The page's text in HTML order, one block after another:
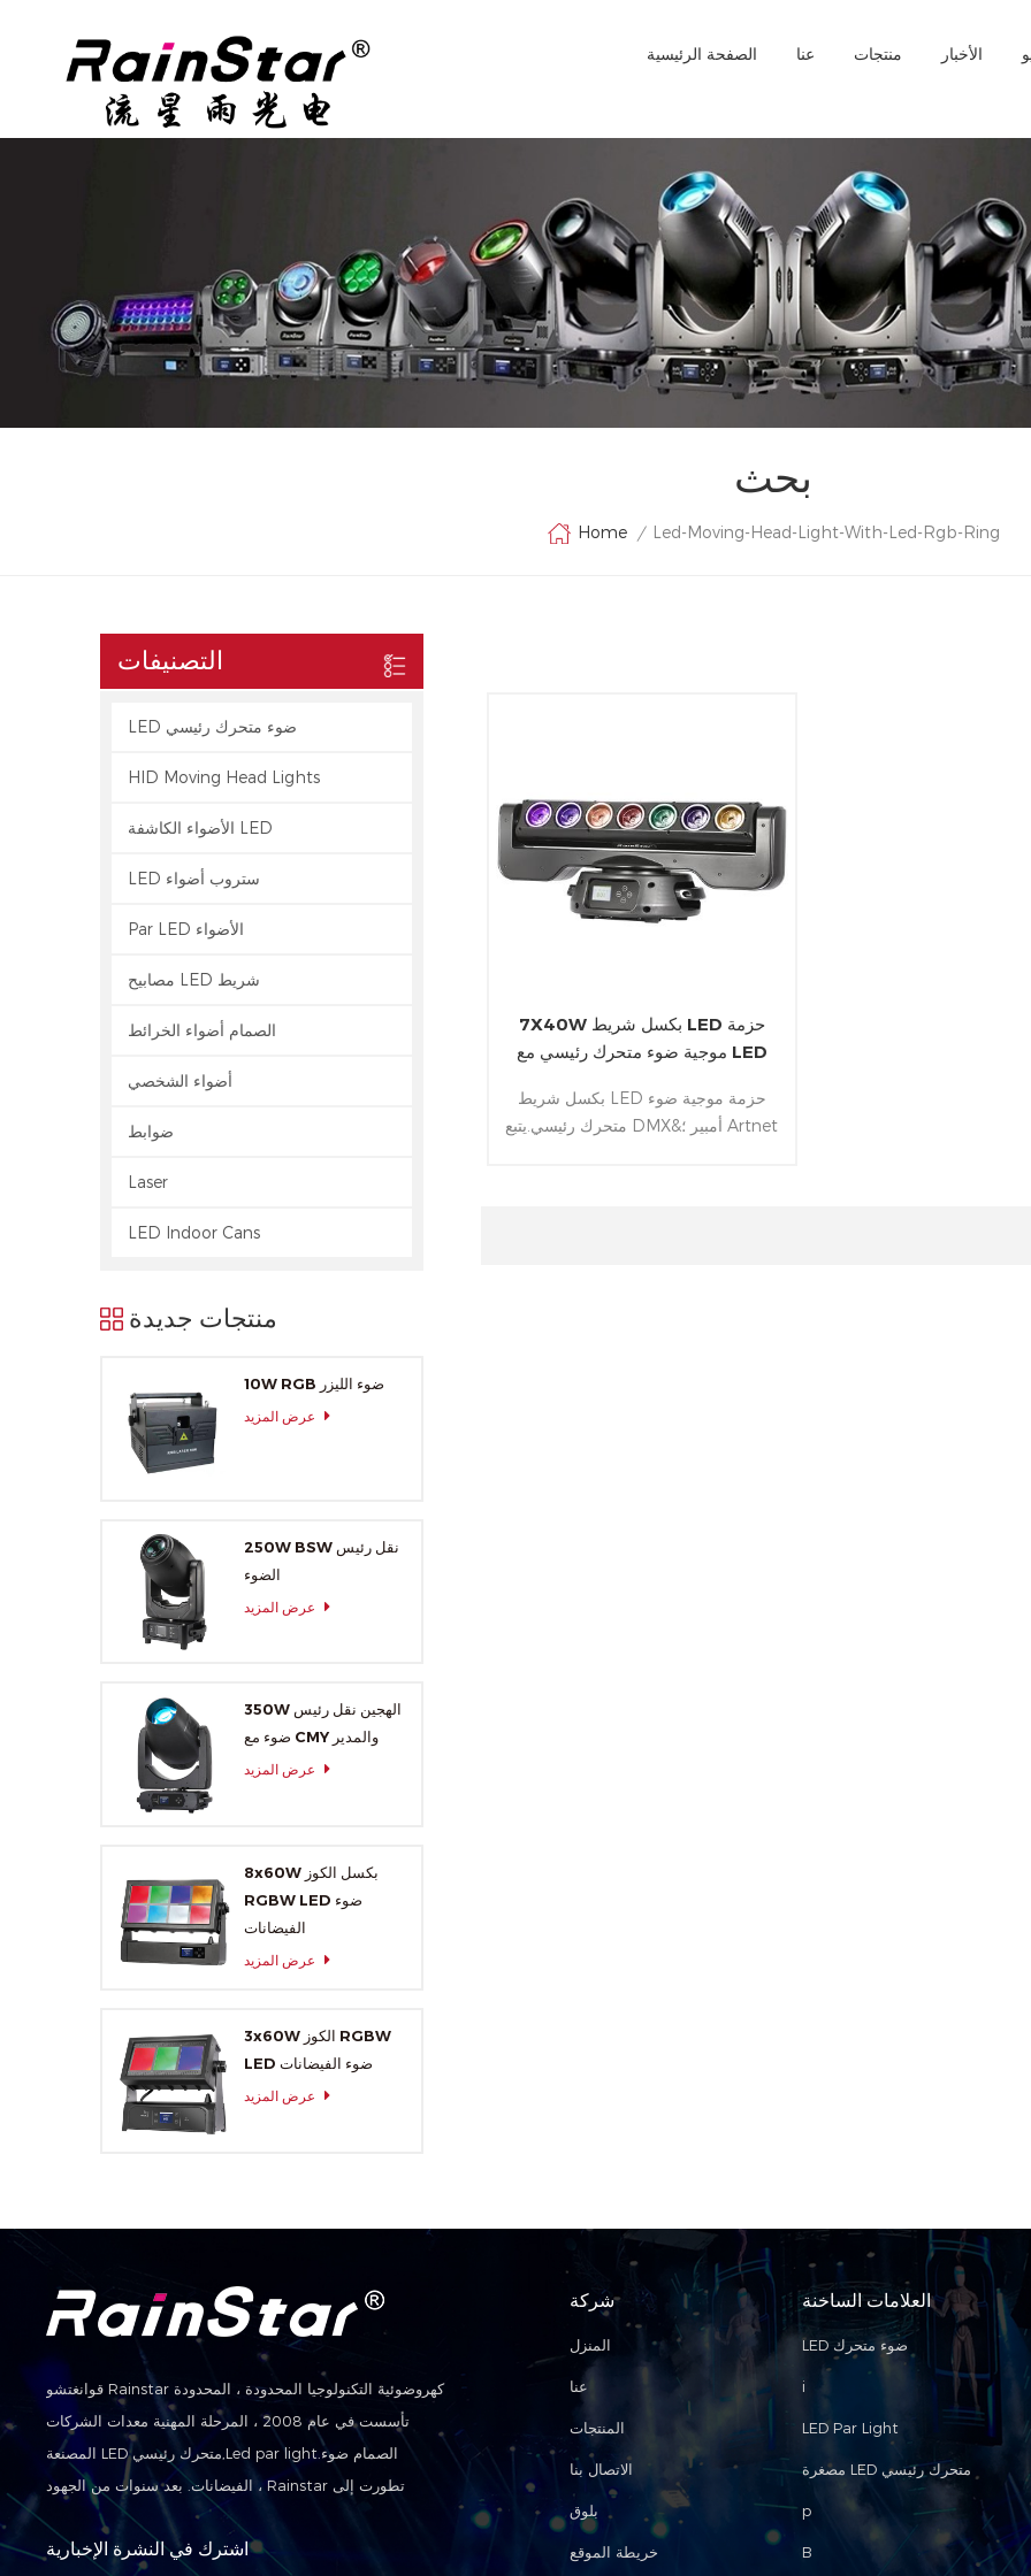
الصفحة الرئيسية عنا منتجات الأخبار
بحث
Home / Led-Moving-Head-Light-With-Led-Rgb-Ring
التصنيفات
LED ضوء متحرك رئيسي
HID Moving Head Lights
الأضواء الكاشفة LED
LED ستروب أضواء
Par LED الأضواء
مصابيح LED شريط
الصمام أضواء الخرائط
أضواء الشخصي
ضوابط
Laser
LED Indoor Cans
منتجات جديدة
10W RGB ضوء الليزر
عرض المزيد
250W BSW نقل رئيس
الضوء
عرض المزيد
350W الهجين نقل رئيس
ضوء مع CMY والمدير
عرض المزيد
8x60W بكسل الكوز
RGBW LED ضوء
الفيضانات
عرض المزيد
3x60W الكوز RGBW
LED ضوء الفيضانات
عرض المزيد
7X40W بكسل شريط LED حزمة
موجية ضوء متحرك رئيسي مع LED
بكسل شريط LED حزمة موجية ضوء
متحرك رئيسي.يتبع DMX&أمبير ؛ Artnet
قوانغتشو Rainstar كهروضوئية التكنولوجيا المحدودة ، المحدودة
تأسست في عام 2008 ، المرحلة المهنية معدات الشركات
المصنعة LED متحرك رئيسي,Led par light.الصمام ضوء
الفيضانات. بعد سنوات من الجهود ، Rainstar تطورت إلى
مجموعة من التنمية والإنتاج والمبيعات والخدمة في واحدة من
الحديث شركات التكنولوجيا الفائقة.ونحن منح شركات التكنولوجيا
اشترك في النشرة الإخبارية
شركة
المنزل
عنا
المنتجات
الاتصال بنا
بلوق
خريطة الموقع
العلامات الساخنة
LED ضوء متحرك
i
LED Par Light
مصغرة LED متحرك رئيسي
p
B